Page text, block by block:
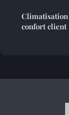
confort client